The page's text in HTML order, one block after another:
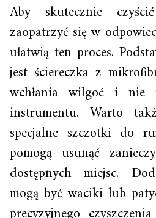
Aby skutecznie
zaopatrzyć się w
ułatwią ten proces.
jest ściereczka z
wchłania wilgoć i nie
instrumentu. Warto
specjalne szczotki do
pomogą usunąć
dostępnych miejsc.
mogą być waciki lub